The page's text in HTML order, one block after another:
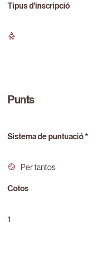
Tipus d'inscripció
Punts
Sistema de puntuació *
Per tantos
Cotos
1